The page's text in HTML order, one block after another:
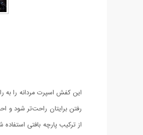
این کفش اسپرت مردانه را به
رفتن برایتان راحت‌تر شود
از ترکیب پارچه بافتی